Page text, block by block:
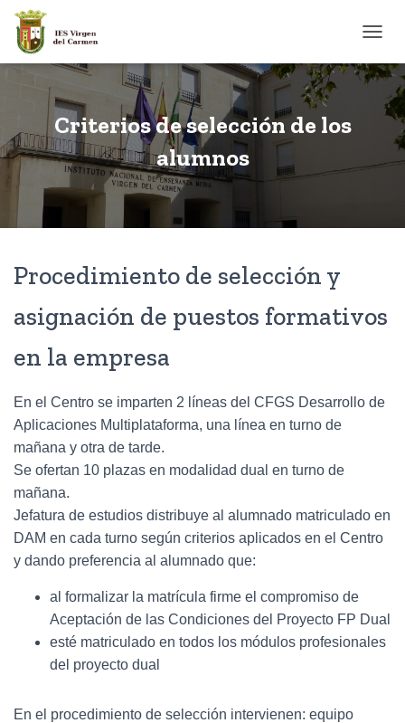
Criterios de selección de los
alumnos
Procedimiento de selección y
asignación de puestos formativos
en la empresa
En el Centro se imparten 2 líneas del CFGS Desarrollo de
Aplicaciones Multiplataforma, una línea en turno de
mañana y otra de tarde.
Se ofertan 10 plazas en modalidad dual en turno de
mañana.
Jefatura de estudios distribuye al alumnado matriculado en
DAM en cada turno según criterios aplicados en el Centro
y dando preferencia al alumnado que:
al formalizar la matrícula firme el compromiso de
Aceptación de las Condiciones del Proyecto FP Dual
esté matriculado en todos los módulos profesionales
del proyecto dual
En el procedimiento de selección intervienen: equipo